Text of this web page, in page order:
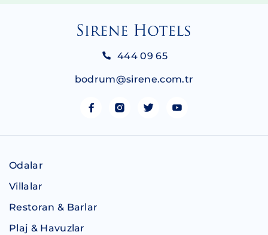
444 09 65
bodrum@sirene.com.tr
Odalar
Villalar
Restoran & Barlar
Plaj & Havuzlar